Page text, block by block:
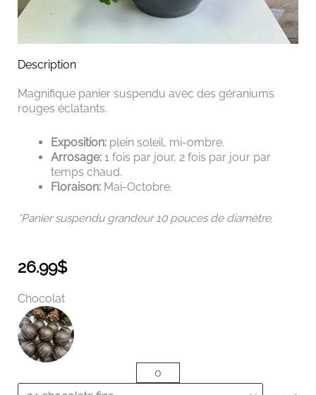
Description
Magnifique panier suspendu avec des géraniums
rouges éclatants.
Exposition: plein soleil, mi-ombre.
Arrosage: 1 fois par jour, 2 fois par jour par
temps chaud.
Floraison: Mai-Octobre.
*Panier suspendu grandeur 10 pouces de diamètre.
26.99$
Chocolat
quantité
de
Panier
suspendu
de
rouges